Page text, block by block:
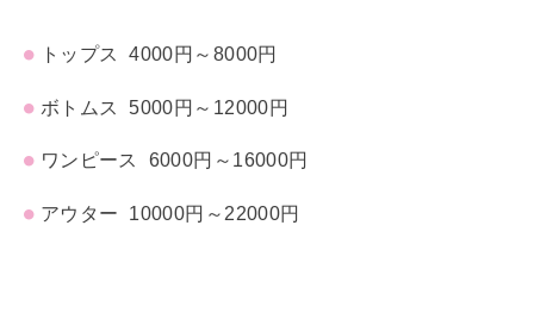
トップス 4000円～8000円
ボトムス 5000円～12000円
ワンピース 6000円～16000円
アウター 10000円～22000円